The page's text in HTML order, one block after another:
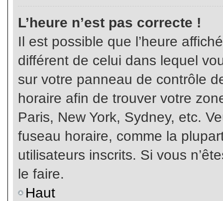
L’heure n’est pas correcte !
Il est possible que l’heure
différent de celui dans lequel
sur votre panneau de contrôle
horaire afin de trouver votre
Paris, New York, Sydney, etc.
fuseau horaire, comme la
utilisateurs inscrits. Si vous
le faire.
Haut